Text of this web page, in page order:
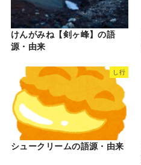
けんがみね【剣ヶ峰】の語
源・由来
し行
シュークリームの語源・由来